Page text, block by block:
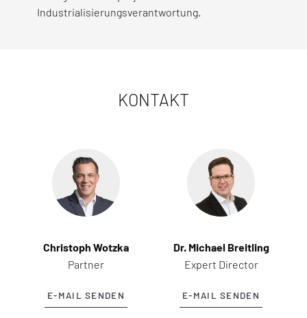
Industrialisierungsverantwortung.
KONTAKT
Christoph Wotzka
Partner
E-MAIL SENDEN
Dr. Michael Breitling
Expert Director
E-MAIL SENDEN